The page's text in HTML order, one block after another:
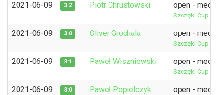
2021-06-09 3:2 Piotr Chrustowski open - mecz
Szczęki Cup
2021-06-09 3:0 Oliver Grochala open - mecz
Szczęki Cup
2021-06-09 3:1 Paweł Wiszniewski open - mecz
Szczęki Cup
2021-06-09 3:0 Paweł Popielczyk open - mecz